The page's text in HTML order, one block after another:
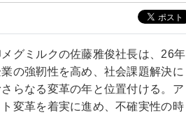
メグミルクの佐藤雅俊社長は、26年
業の強靭性を高め、社会課題解決に
らなる変革の年と位置付ける。ア
ト変革を着実に進め、不確実性の時